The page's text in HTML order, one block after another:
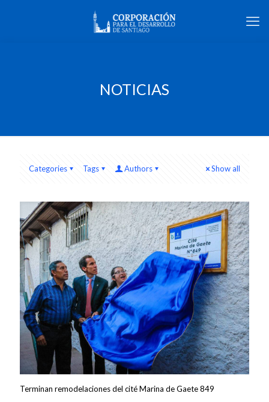
NOTICIAS
Categories Tags Authors Show all
Terminan remodelaciones del cité Marina de Gaete 849